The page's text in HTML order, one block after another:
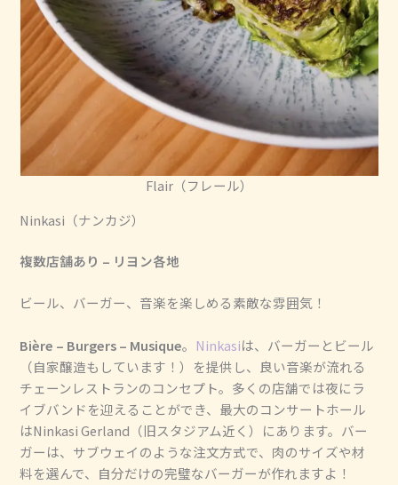
Flair（フレール）
Ninkasi（ナンカジ）
複数店舗あり – リヨン各地
ビール、バーガー、音楽を楽しめる素敵な雰囲気！
Bière – Burgers – Musique。 Ninkasiは、バーガーとビール
（自家醸造もしています！）を提供し、良い音楽が流れる
チェーンレストランのコンセプト。多くの店舗では夜にラ
イブバンドを迎えることができ、最大のコンサートホール
はNinkasi Gerland（旧スタジアム近く）にあります。バー
ガーは、サブウェイのような注文方式で、肉のサイズや材
料を選んで、自分だけの完璧なバーガーが作れますよ！